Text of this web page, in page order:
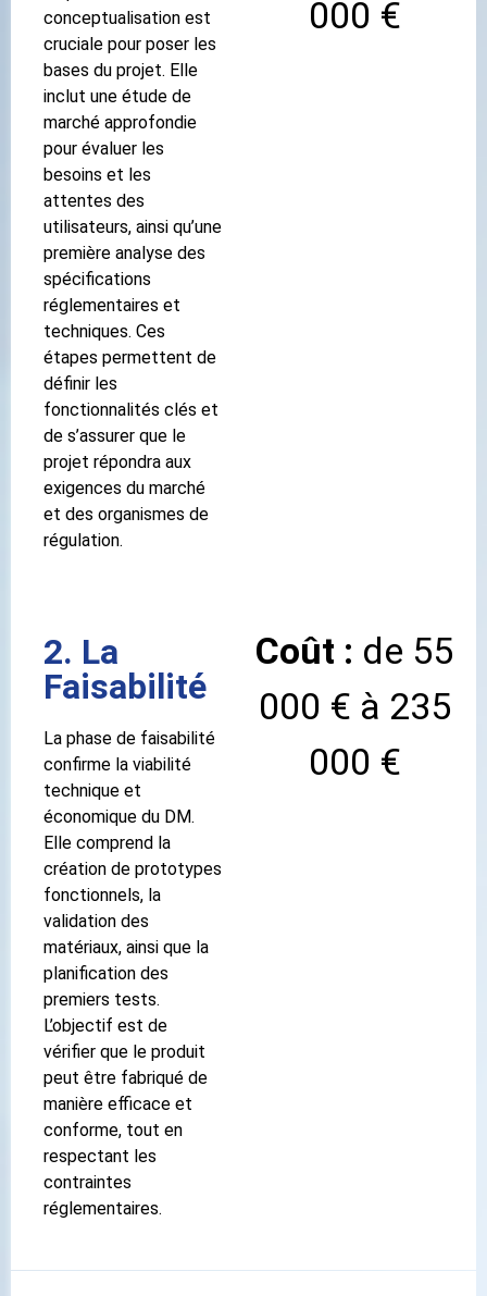
conceptualisation est
cruciale pour poser les
bases du projet. Elle
inclut une étude de
marché approfondie
pour évaluer les
besoins et les
attentes des
utilisateurs, ainsi qu’une
première analyse des
spécifications
réglementaires et
techniques. Ces
étapes permettent de
définir les
fonctionnalités clés et
de s’assurer que le
projet répondra aux
exigences du marché
et des organismes de
régulation.
000 €
2. La
Faisabilité
La phase de faisabilité
confirme la viabilité
technique et
économique du DM.
Elle comprend la
création de prototypes
fonctionnels, la
validation des
matériaux, ainsi que la
planification des
premiers tests.
L’objectif est de
vérifier que le produit
peut être fabriqué de
manière efficace et
conforme, tout en
respectant les
contraintes
réglementaires.
Coût : de 55
000 € à 235
000 €